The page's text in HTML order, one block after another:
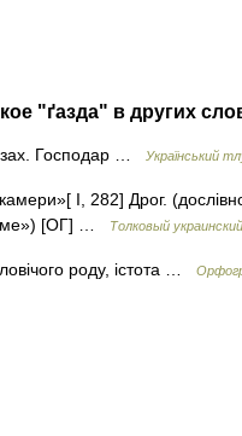
"ґазда" в других
Господар … Український
І, 282] Дрог.
[ОГ] …
Толковый
роду, істота …